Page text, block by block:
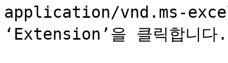
application/vnd.ms-
‘Extension’을 클릭합니다.